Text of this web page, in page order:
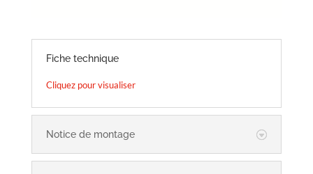
Fiche technique
Cliquez pour visualiser
Notice de montage